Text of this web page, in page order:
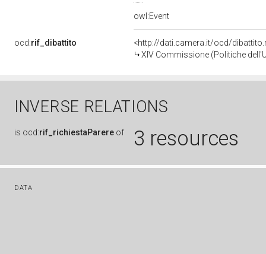
owl:Event
ocd:rif_dibattito
<http://dati.camera.it/ocd/
XIV Commissione (Politiche
INVERSE RELATIONS
is ocd:rif_richiestaParere of 3 resources
DATA